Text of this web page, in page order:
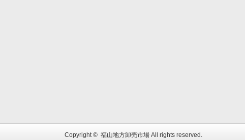
Copyright © 福山地方卸売市場All rights reserved.